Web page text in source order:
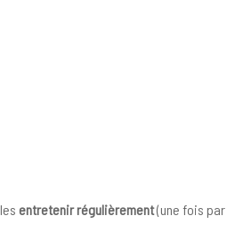
entretenir régulièrement(une fois par